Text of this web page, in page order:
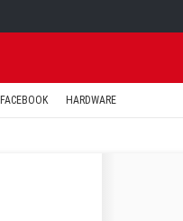
FACEBOOK HARDWARE